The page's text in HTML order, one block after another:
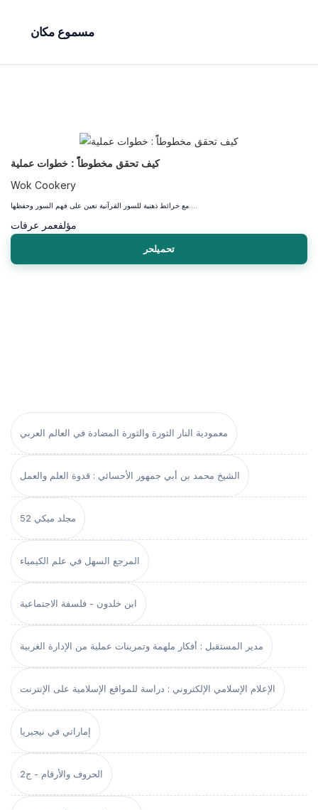
مسموع مكان
معمودية النار الثورة والثورة المضادة في العالم العربي
الشيخ محمد بن أبي جمهور الأحسائي : قدوة العلم والعمل
مجلد ميكي 52
المرجع السهل في علم الكيمياء
ابن خلدون - فلسفة الاجتماعية
مدير المستقبل : أفكار ملهمة وتمرينات عملية من الإدارة الغربية
الإعلام الإسلامي الإلكتروني : دراسة للمواقع الإسلامية على الإنترنت
إماراتي في نيجيريا
الحروف والأرقام - ج2
كيف تحقق مخطوطاًً : خطوات عملية
Wok Cookery
مؤلفعمر عرفات
تحميلحر